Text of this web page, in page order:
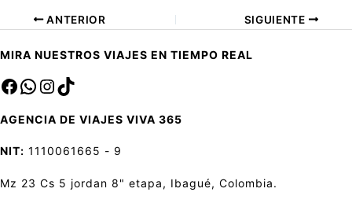
ANTERIOR SIGUIENTE
MIRA NUESTROS VIAJES EN TIEMPO REAL
Facebook
saInstagram
TikTok
AGENCIA DE VIAJES VIVA 365
NIT: 1110061665 - 9
Mz 23 Cs 5 jordan 8" etapa, Ibagué, Colombia.